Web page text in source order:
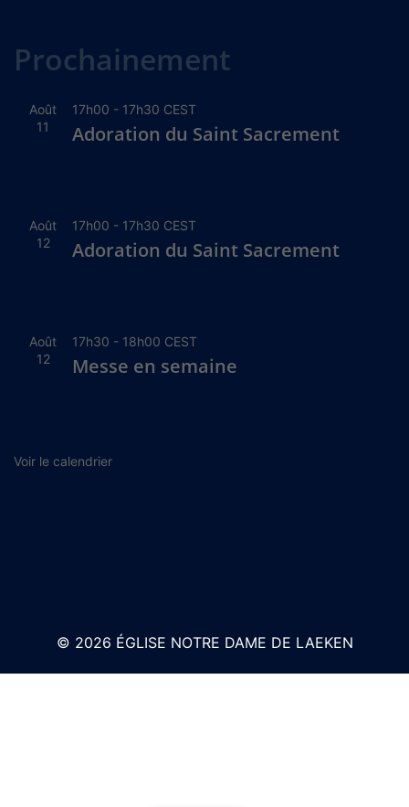
Prochainement
Août
11
17h00 - 17h30 CEST
Adoration du Saint Sacrement
Août
12
17h00 - 17h30 CEST
Adoration du Saint Sacrement
Août
12
17h30 - 18h00 CEST
Messe en semaine
Voir le calendrier
© 2026 ÉGLISE NOTRE DAME DE LAEKEN